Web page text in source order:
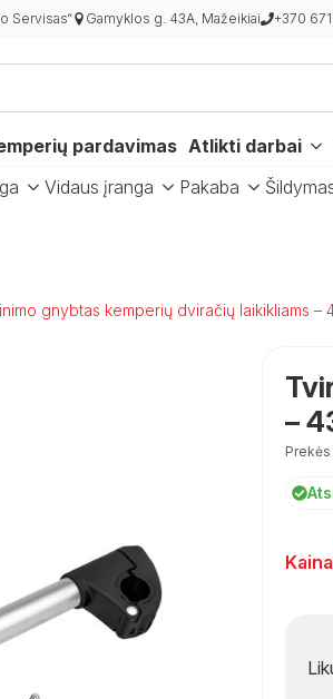
Servisas“ Gamyklos g. 43A, Mažeikiai +370
pardavimas Atlikti darbai
Vidaus įranga Pakaba
gnybtas kemperių dviračių laikikliams –
–